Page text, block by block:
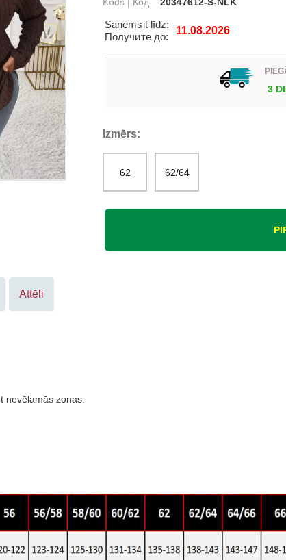
Saņemsit līdz:
Получите до:
11.08.2026
3
Izmērs:
62 62/64
Attēli
nevēlamās zonas.